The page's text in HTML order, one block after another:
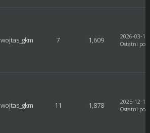
wojtas_gkm 7 1,609
2026-03-
Ostatni post
wojtas_gkm 11 1,878
2025-12-
Ostatni post